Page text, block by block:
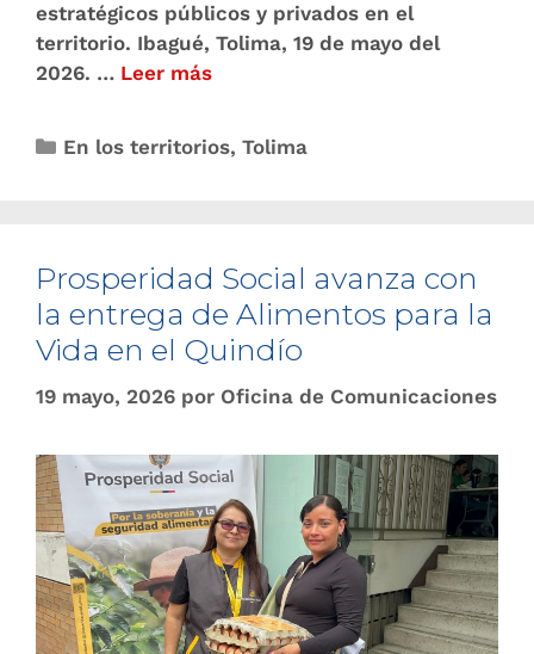
estratégicos públicos y privados en el
territorio. Ibagué, Tolima, 19 de mayo del
2026. … Leer más
En los territorios,Tolima
Prosperidad Social avanza con
la entrega de Alimentos para la
Vida en el Quindío
19 mayo, 2026 por Oficina de Comunicaciones